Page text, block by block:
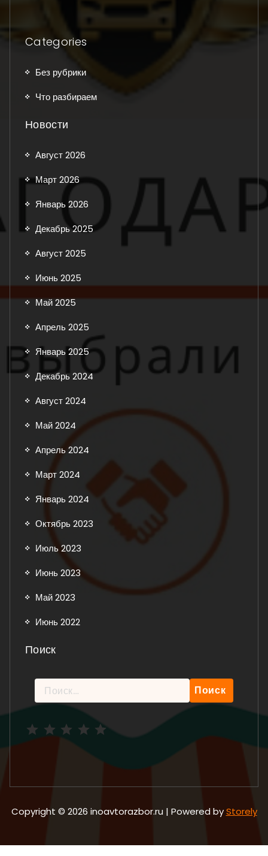
Categories
Без рубрики
Что разбираем
Новости
Август 2026
Март 2026
Январь 2026
Декабрь 2025
Август 2025
Июнь 2025
Май 2025
Апрель 2025
Январь 2025
Декабрь 2024
Август 2024
Май 2024
Апрель 2024
Март 2024
Январь 2024
Октябрь 2023
Июль 2023
Июнь 2023
Май 2023
Июнь 2022
Поиск
Найти:
Copyright © 2026 inoavtorazbor.ru | Powered byStorely